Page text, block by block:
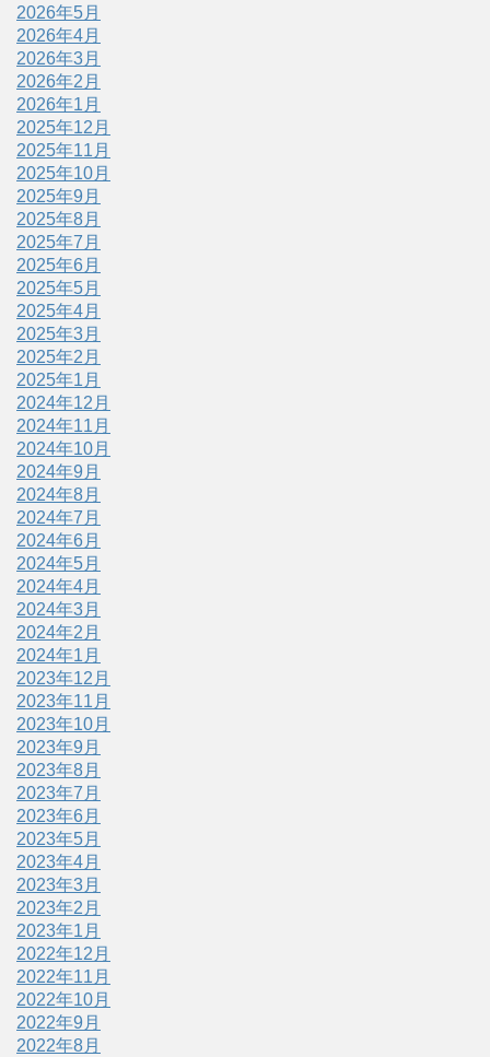
2026年5月
2026年4月
2026年3月
2026年2月
2026年1月
2025年12月
2025年11月
2025年10月
2025年9月
2025年8月
2025年7月
2025年6月
2025年5月
2025年4月
2025年3月
2025年2月
2025年1月
2024年12月
2024年11月
2024年10月
2024年9月
2024年8月
2024年7月
2024年6月
2024年5月
2024年4月
2024年3月
2024年2月
2024年1月
2023年12月
2023年11月
2023年10月
2023年9月
2023年8月
2023年7月
2023年6月
2023年5月
2023年4月
2023年3月
2023年2月
2023年1月
2022年12月
2022年11月
2022年10月
2022年9月
2022年8月